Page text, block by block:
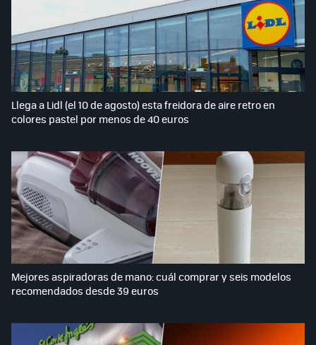
Llega a Lidl (el 10 de agosto) esta freidora de aire retro en
colores pastel por menos de 40 euros
Mejores aspiradoras de mano: cuál comprar y seis modelos
recomendados desde 39 euros